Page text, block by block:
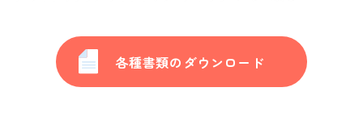
各種書類のダウンロード